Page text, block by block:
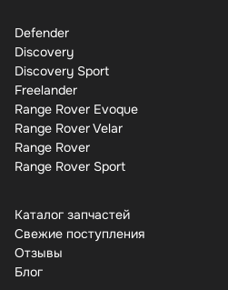
Defender
Discovery
Discovery Sport
Freelander
Range Rover Evoque
Range Rover Velar
Range Rover
Range Rover Sport
Каталог запчастей
Свежие поступления
Отзывы
Бло